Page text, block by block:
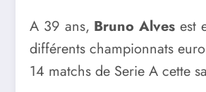
A 39 ans, Bruno Alves est
différents championnats
14 matchs de Serie A cette